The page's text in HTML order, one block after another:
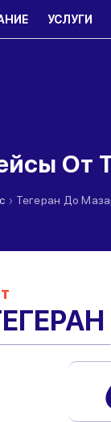
УСЛУГИ
От
› Тегеран До